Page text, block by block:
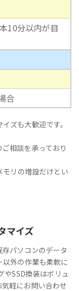
10分以内が目
合
ズも大歓迎です。
相談を承っており
モリの増設だけとい
マイズ
パソコンのデータ
外の作業も柔軟に
やSSD換装はボリュ
軽にお問い合わせ